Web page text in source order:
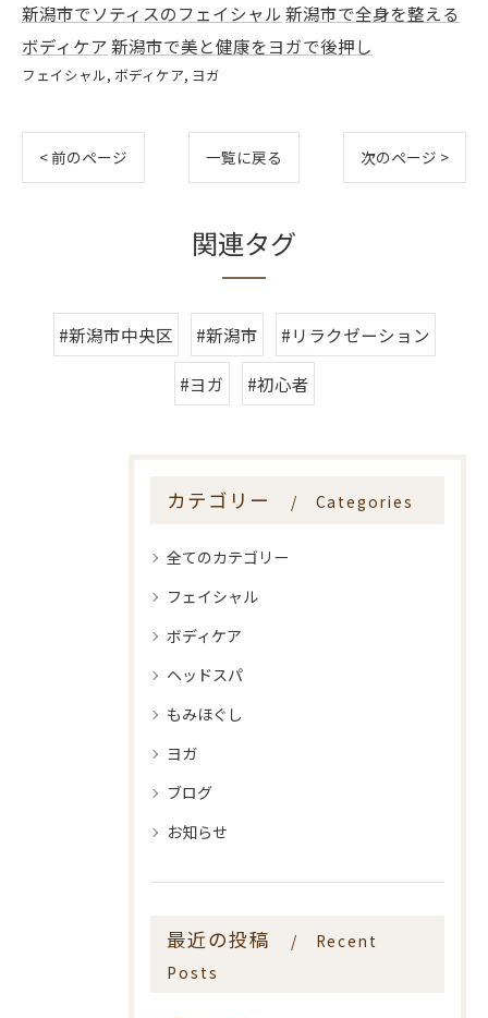
新潟市でソティスのフェイシャル新潟市で全身を整える
ボディケア新潟市で美と健康をヨガで後押し
フェイシャル ボディケア ヨガ
< 前のページ 一覧に戻る 次のページ >
関連タグ
#新潟市中央区 #新潟市 #リラクゼーション
#ヨガ #初心者
カテゴリー Categories
全てのカテゴリー
フェイシャル
ボディケア
ヘッドスパ
もみほぐし
ヨガ
ブログ
お知らせ
最近の投稿
Recent
Posts